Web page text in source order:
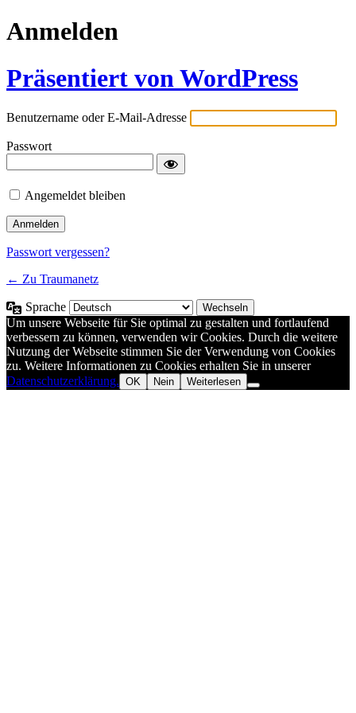
Anmelden
Präsentiert von WordPress
Benutzername oder E-Mail-Adresse
Passwort
Angemeldet bleiben
Passwort vergessen?
← Zu Traumanetz
Sprache
Um unsere Webseite für Sie optimal zu gestalten und fortlaufend
verbessern zu können, verwenden wir Cookies. Durch die weitere
Nutzung der Webseite stimmen Sie der Verwendung von Cookies
zu. Weitere Informationen zu Cookies erhalten Sie in unserer
Datenschutzerklärung. OK Nein Weiterlesen